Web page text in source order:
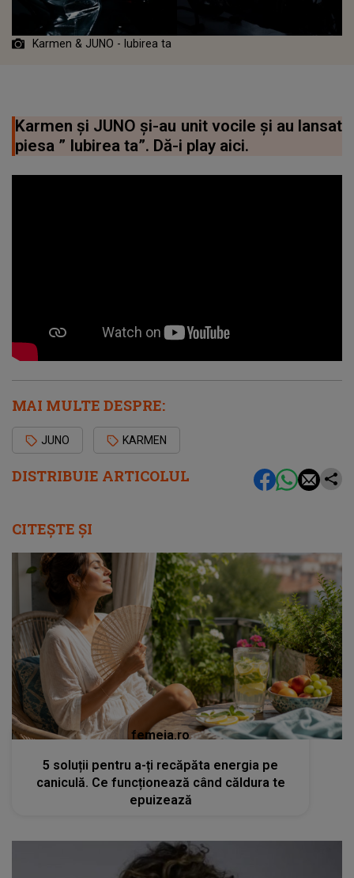
Karmen & JUNO - Iubirea ta
DISTRIBUIE ARTICOLUL
Karmen și JUNO și-au unit vocile și au lansat
piesa ” Iubirea ta”. Dă-i play aici.
MAI MULTE DESPRE:
JUNO KARMEN
CITEȘTE ȘI
femeia.ro
5 soluții pentru a-ți recăpăta energia pe
caniculă. Ce funcționează când căldura te
epuizează